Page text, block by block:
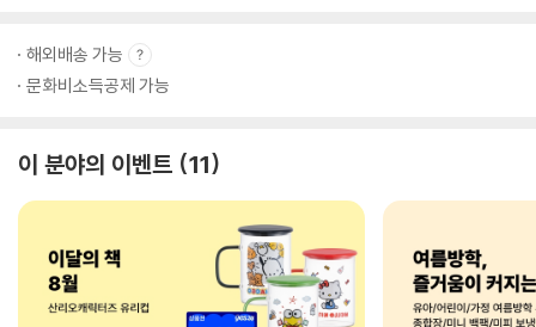
해외배송 가능
문화비소득공제 가능
이 분야의 이벤트 11